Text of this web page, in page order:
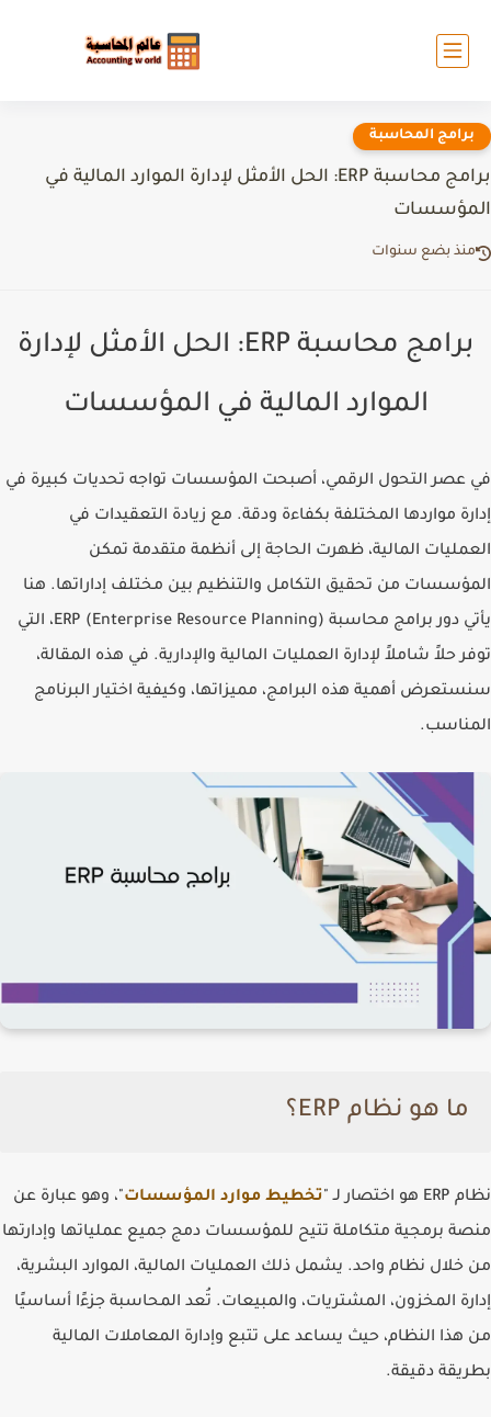
برامج المحاسبة
برامج محاسبة ERP: الحل الأمثل لإدارة الموارد المالية في
المؤسسات
منذ بضع سنوات
برامج محاسبة ERP: الحل الأمثل لإدارة
الموارد المالية في المؤسسات
في عصر التحول الرقمي، أصبحت المؤسسات تواجه تحديات كبيرة في
إدارة مواردها المختلفة بكفاءة ودقة. مع زيادة التعقيدات في
العمليات المالية، ظهرت الحاجة إلى أنظمة متقدمة تمكن
المؤسسات من تحقيق التكامل والتنظيم بين مختلف إداراتها. هنا
يأتي دور برامج محاسبة ERP (Enterprise Resource Planning)، التي
توفر حلاً شاملاً لإدارة العمليات المالية والإدارية. في هذه المقالة،
سنستعرض أهمية هذه البرامج، مميزاتها، وكيفية اختيار البرنامج
المناسب.
ما هو نظام ERP؟
نظام ERP هو اختصار لـ "تخطيط موارد المؤسسات"، وهو عبارة عن
منصة برمجية متكاملة تتيح للمؤسسات دمج جميع عملياتها وإدارتها
من خلال نظام واحد. يشمل ذلك العمليات المالية، الموارد البشرية،
إدارة المخزون، المشتريات، والمبيعات. تُعد المحاسبة جزءًا أساسيًا
من هذا النظام، حيث يساعد على تتبع وإدارة المعاملات المالية
بطريقة دقيقة.